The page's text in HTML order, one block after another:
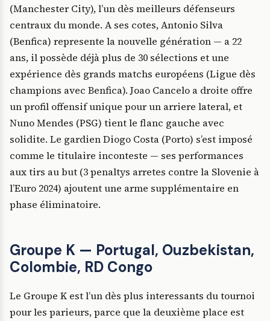
(Manchester City), l’un dès meilleurs défenseurs
centraux du monde. A ses cotes, Antonio Silva
(Benfica) represente la nouvelle génération — a 22
ans, il possède déjà plus de 30 sélections et une
expérience dès grands matchs européens (Ligue dès
champions avec Benfica). Joao Cancelo a droite offre
un profil offensif unique pour un arriere lateral, et
Nuno Mendes (PSG) tient le flanc gauche avec
solidite. Le gardien Diogo Costa (Porto) s’est imposé
comme le titulaire inconteste — ses performances
aux tirs au but (3 penaltys arretes contre la Slovenie à
l’Euro 2024) ajoutent une arme supplémentaire en
phase éliminatoire.
Groupe K — Portugal, Ouzbekistan,
Colombie, RD Congo
Le Groupe K est l’un dès plus interessants du tournoi
pour les parieurs, parce que la deuxième place est